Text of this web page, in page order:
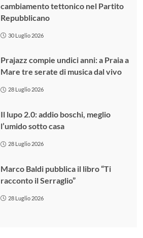
cambiamento tettonico nel Partito
Repubblicano
30 Luglio 2026
Prajazz compie undici anni: a Praia a
Mare tre serate di musica dal vivo
28 Luglio 2026
Il lupo 2.0: addio boschi, meglio
l’umido sotto casa
28 Luglio 2026
Marco Baldi pubblica il libro “Ti
racconto il Serraglio”
28 Luglio 2026